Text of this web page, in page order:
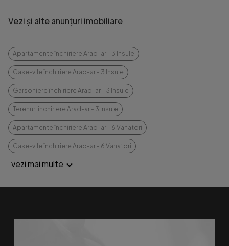
Vezi și alte anunțuri imobiliare
Apartamente închiriere Arad-ar - 3 Insule
Case-vile închiriere Arad-ar - 3 Insule
Garsoniere închiriere Arad-ar - 3 Insule
Terenuri închiriere Arad-ar - 3 Insule
Apartamente închiriere Arad-ar - 6 Vanatori
Case-vile închiriere Arad-ar - 6 Vanatori
vezi mai multe